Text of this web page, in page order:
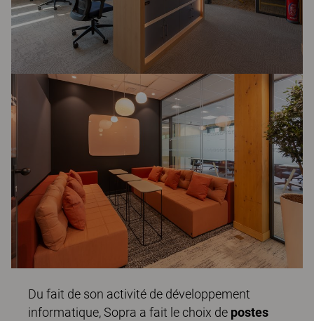
Du fait de son activité de développement
informatique, Sopra a fait le choix de postes